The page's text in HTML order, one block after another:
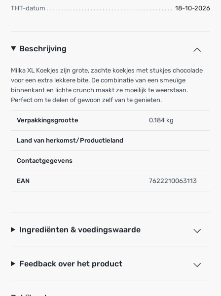
THT-datum
18-10-2026
Beschrijving
Milka XL Koekjes zijn grote, zachte koekjes met stukjes chocolade
voor een extra lekkere bite. De combinatie van een smeuïge
binnenkant en lichte crunch maakt ze moeilijk te weerstaan.
Perfect om te delen of gewoon zelf van te genieten.
Verpakkingsgrootte 0.184 kg
Land van herkomst/Productieland
Contactgegevens
EAN 7622210063113
Ingrediënten & voedingswaarde
Feedback over het product